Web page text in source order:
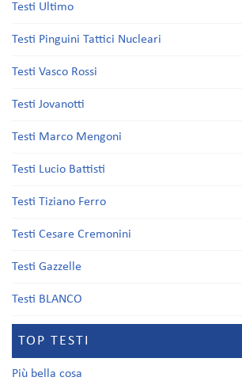
Testi Ultimo
Testi Pinguini Tattici Nucleari
Testi Vasco Rossi
Testi Jovanotti
Testi Marco Mengoni
Testi Lucio Battisti
Testi Tiziano Ferro
Testi Cesare Cremonini
Testi Gazzelle
Testi BLANCO
TOP TESTI
Più bella cosa